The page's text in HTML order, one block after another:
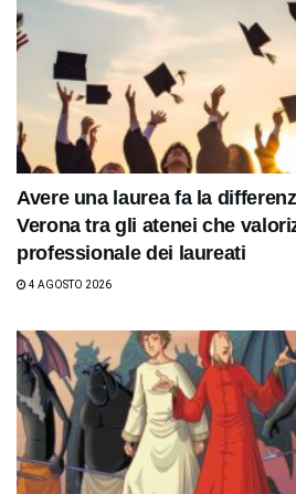
Avere una laurea fa la
Verona tra gli atenei che
professionale dei laureati
4 AGOSTO 2026